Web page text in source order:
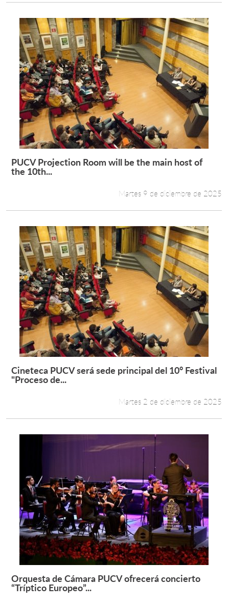
Leer más +
PUCV Projection Room will be the main host of
the 10th...
Martes 9 de diciembre de 2025
Leer más +
Cineteca PUCV será sede principal del 10° Festival
"Proceso de...
Martes 2 de diciembre de 2025
Leer más +
Orquesta de Cámara PUCV ofrecerá concierto
“Tríptico Europeo”...